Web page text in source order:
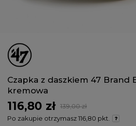
Czapka z daszkiem 47 Brand
kremowa
116,80 zł
139,00 zł
Po zakupie otrzymasz116,80 pkt.